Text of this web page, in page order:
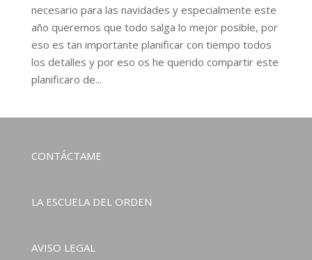
necesario para las navidades y especialmente este
año queremos que todo salga lo mejor posible, por
eso es tan importante planificar con tiempo todos
los detalles y por eso os he querido compartir este
planificaro de...
CONTÁCTAME
LA ESCUELA DEL ORDEN
AVISO LEGAL